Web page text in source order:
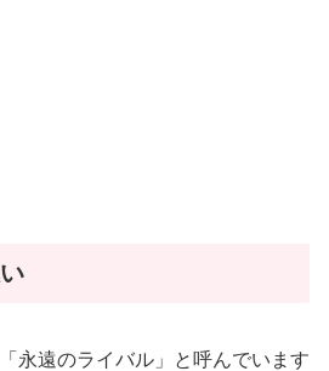
永遠のライバル」と呼んでいます